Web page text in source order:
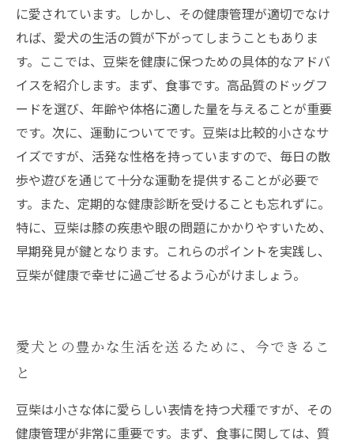
に愛されています。しかし、その健康管理が適切でなけ
れば、愛犬の生活の質が下がってしまうこともありま
す。ここでは、豆柴を健康に保つための具体的なアドバ
イスを紹介します。まず、食事です。高品質のドッグフ
ードを選び、年齢や体格に適した量を与えることが重要
です。次に、運動についてです。豆柴は比較的小さなサ
イズですが、活発な性格を持っていますので、毎日の散
歩や遊びを通じて十分な運動を提供することが必要で
す。また、定期的な健康診断を受けることも忘れずに。
特に、豆柴は膝の疾患や眼の問題にかかりやすいため、
早期発見が鍵となります。これらのポイントを実践し、
豆柴が健康で幸せに過ごせるよう心がけましょう。
愛犬との豊かな生活を送るために、今できるこ
と
豆柴は小さな体に愛らしい表情を持つ犬種ですが、その
健康管理が非常に重要です。まず、食事に関しては、質